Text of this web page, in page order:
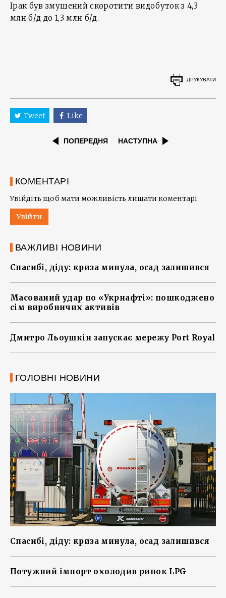
Ірак був змушений скоротити видобуток з 4,3
млн б/д до 1,3 млн б/д.
ДРУКУВАТИ
Tweet Like
ПОПЕРЕДНЯ НАСТУПНА
КОМЕНТАРІ
Увійдіть щоб мати можливість лишати коментарі
Увійти
ВАЖЛИВІ НОВИНИ
Спасибі, діду: криза минула, осад залишився
Масований удар по «Укрнафті»: пошкоджено
сім виробничих активів
Дмитро Льоушкін запускає мережу Port Royal
ГОЛОВНІ НОВИНИ
Спасибі, діду: криза минула, осад залишився
Потужний імпорт охолодив ринок LPG